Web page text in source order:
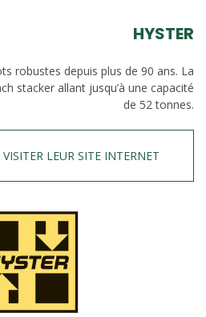
HYSTER
robustes depuis plus de 90 ans. La
stacker allant jusqu’à une capacité
de 52 tonnes.
VISITER LEUR SITE INTERNET